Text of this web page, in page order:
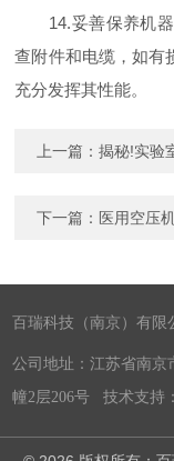
14.妥善保养机器
查附件和电缆，如有
充分发挥其性能。
上一篇：揭秘!实验
下一篇： 医用空压
百瑞科技（南京）有限
公司地址：江苏省南京
幢2层206号 技术支持